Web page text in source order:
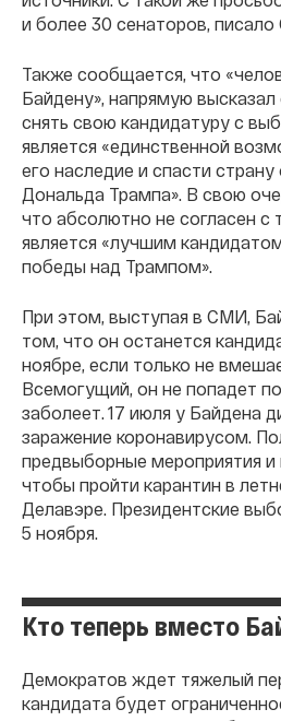
и более 30 сенаторов,
Также сообщается, что
Байдену», напрямую
снять свою кандидатуру с
является «единственной
его наследие и спасти
Дональда Трампа». В свою
что абсолютно не согласен с
является «лучшим
победы над Трампом».
При этом, выступая в СМИ,
том, что он останется
ноябре, если только не
Всемогущий, он не попадет
заболеет. 17 июля у Байдена
заражение коронавирусом.
предвыборные мероприятия и
чтобы пройти карантин в
Делавэре. Президентские
5 ноября.
Кто теперь вместо
Демократов ждет тяжелый
кандидата будет